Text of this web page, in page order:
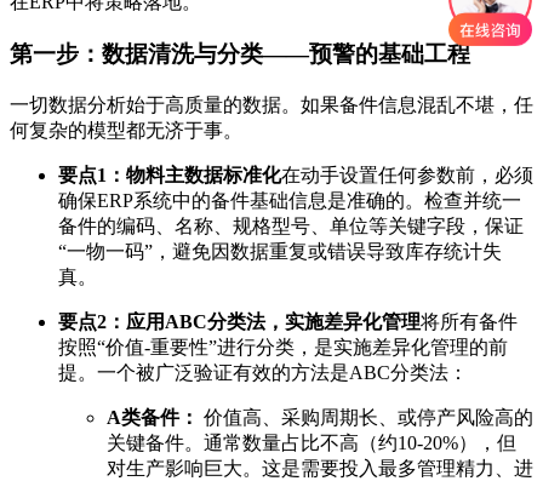
第一步：数据清洗与分类——预警的基础工程
一切数据分析始于高质量的数据。如果备件信息混乱不堪，任
何复杂的模型都无济于事。
要点1：物料主数据标准化在动手设置任何参数前，必须
确保ERP系统中的备件基础信息是准确的。检查并统一
备件的编码、名称、规格型号、单位等关键字段，保证
“一物一码”，避免因数据重复或错误导致库存统计失
真。
要点2：应用ABC分类法，实施差异化管理将所有备件
按照“价值-重要性”进行分类，是实施差异化管理的前
提。一个被广泛验证有效的方法是ABC分类法：
A类备件： 价值高、采购周期长、或停产风险高的
关键备件。通常数量占比不高（约10-20%），但
对生产影响巨大。这是需要投入最多管理精力、进